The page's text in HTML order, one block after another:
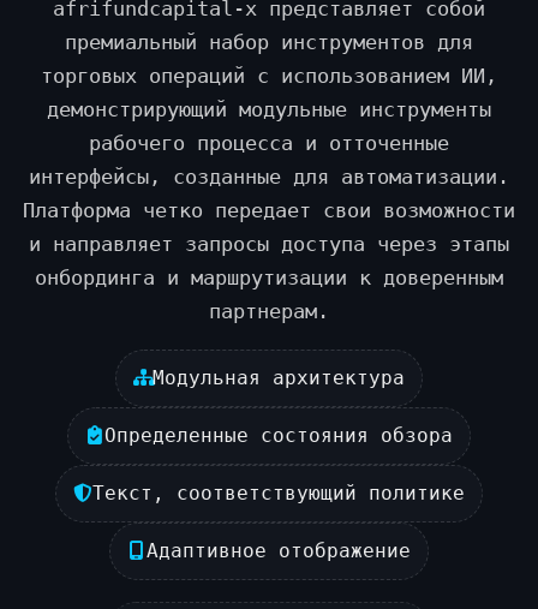
afrifundcapital-x представляет собой
премиальный набор инструментов для
торговых операций с использованием ИИ,
демонстрирующий модульные инструменты
рабочего процесса и отточенные
интерфейсы, созданные для автоматизации.
Платформа четко передает свои возможности
и направляет запросы доступа через этапы
онбординга и маршрутизации к доверенным
партнерам.
Модульная архитектура
Определенные состояния обзора
Текст, соответствующий политике
Адаптивное отображение